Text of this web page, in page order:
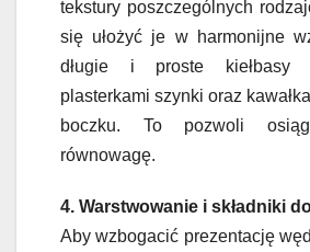
tekstury poszczególnych
się ułożyć je w harmonijne
długie i proste kiełbasy
plasterkami szynki oraz
boczku. To pozwoli
równowagę.
4. Warstwowanie i składniki
Aby wzbogacić prezentację